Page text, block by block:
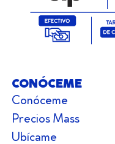
CONÓCEME
Conóceme
Precios Mass
Ubícame